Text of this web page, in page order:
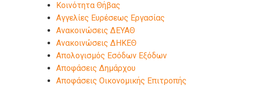
Kοινότητα Θήβας
Αγγελίες Ευρέσεως Εργασίας
Ανακοινώσεις ΔΕΥΑΘ
Ανακοινώσεις ΔΗΚΕΘ
Απολογισμός Εσόδων Εξόδων
Αποφάσεις Δημάρχου
Αποφάσεις Οικονομικής Επιτροπής